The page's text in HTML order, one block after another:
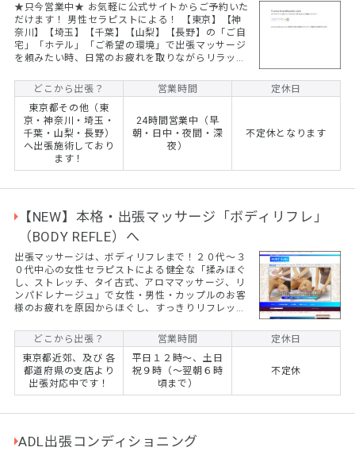
★只今営業中★ お気軽に公式サイトからご予約いた
だけます！ 男性セラピストによる！ 【東京】【神
奈川】【埼玉】【千葉】【山梨】【長野】の「ご自
宅」「ホテル」「ご希望の環境」で出張マッサージ
を頼みたい時、日常のお疲れを取りながらリラック
ッサージです。詳しくは、公式サイトにてご確認い
ただけます。
どこから出張？ 営業時間
定休日
東京都その他（東
京・神奈川・埼玉・
千葉・山梨・長野）
へ出張施術しており
ます！
24時間営業中（早
朝・日中・夜間・深
夜）
不定休となります
【NEW】本格・出張マッサージ「ボディリフレ」
（BODY REFLE）へ
出張マッサージは、ボディリフレまで！２０代～３
０代中心の女性セラピストによる健全な「揉みほぐ
し、ストレッチ、タイ古式、アロママッサージ、リ
ンパドレナージュ」で女性・男性・カップルのお客
様のお疲れを原因からほぐし、すっきりリフレッシ
スト、スクール卒業生による本格リラクゼーション
施術で人気の各種手技で癒しと寛ぎをご提供してお
ります。【早朝・昼間・夜間深夜の対応店】
どこから出張？ 営業時間
定休日
東京都近郊、及び 各
都道府県の支店より
出張対応中です！
平日１２時～、土日
祝９時（～翌朝６時
頃まで）
不定休
ADL出張コンディショニング